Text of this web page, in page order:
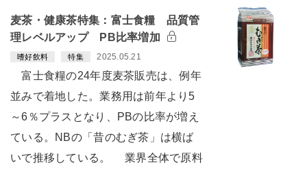
麦茶・健康茶特集：富士食糧 品質管
理レベルアップ PB比率増加
嗜好飲料 特集 2025.05.21
富士食糧の24年度麦茶販売は、例年
並みで着地した。業務用は前年より5
～6％プラスとなり、PBの比率が増え
ている。NBの「昔のむぎ茶」は横ば
いで推移している。 業界全体で原料